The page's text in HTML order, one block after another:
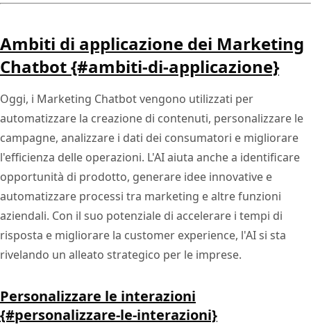
Ambiti di applicazione dei Marketing
Chatbot {#ambiti-di-applicazione}
Oggi, i Marketing Chatbot vengono utilizzati per
automatizzare la creazione di contenuti, personalizzare le
campagne, analizzare i dati dei consumatori e migliorare
l'efficienza delle operazioni. L'AI aiuta anche a identificare
opportunità di prodotto, generare idee innovative e
automatizzare processi tra marketing e altre funzioni
aziendali. Con il suo potenziale di accelerare i tempi di
risposta e migliorare la customer experience, l'AI si sta
rivelando un alleato strategico per le imprese.
Personalizzare le interazioni
{#personalizzare-le-interazioni}